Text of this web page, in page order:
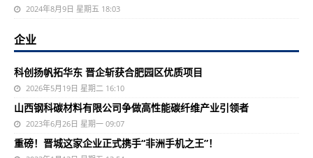
2024年8月9日 星期五 18:03
企业
科创扬帆拓华东 晋企斩获合肥园区优质项目
2026年5月19日 星期二 16:10
山西钢科碳材料有限公司争做高性能碳纤维产业引领者
2023年6月26日 星期一 09:07
重磅！晋城这家企业正式携手“非洲手机之王”！